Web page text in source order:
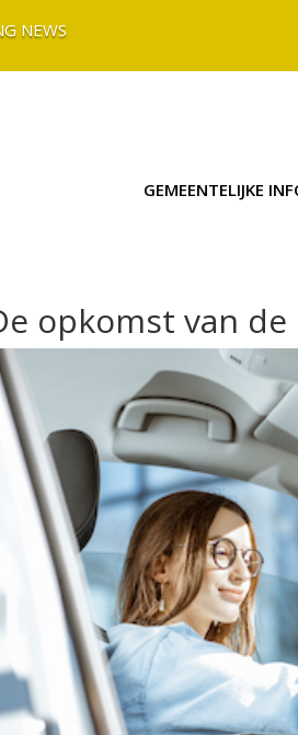
NEWS
GEMEENTELIJKE
opkomst van